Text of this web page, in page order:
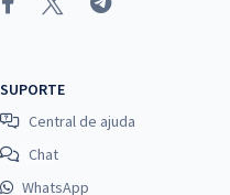
SUPORTE
Central de ajuda
Chat
WhatsApp